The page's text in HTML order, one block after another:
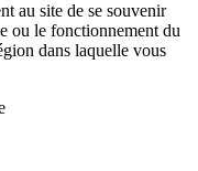
au site de se souvenir
ou le fonctionnement du
dans laquelle vous